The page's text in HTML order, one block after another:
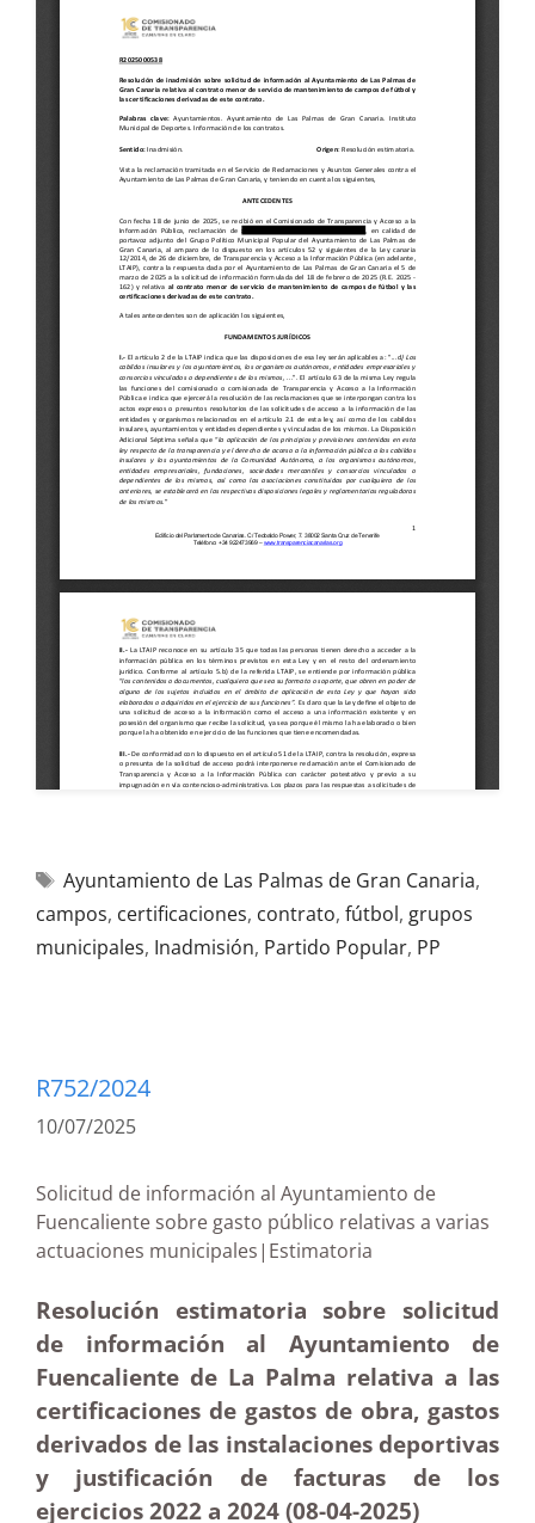
Ayuntamiento de Las Palmas de Gran Canaria,
campos, certificaciones, contrato, fútbol, grupos
municipales, Inadmisión, Partido Popular, PP
R752/2024
10/07/2025
Solicitud de información al Ayuntamiento de
Fuencaliente sobre gasto público relativas a varias
actuaciones municipales|Estimatoria
Resolución estimatoria sobre solicitud
de información al Ayuntamiento de
Fuencaliente de La Palma relativa a las
certificaciones de gastos de obra, gastos
derivados de las instalaciones deportivas
y justificación de facturas de los
ejercicios 2022 a 2024 (08-04-2025)